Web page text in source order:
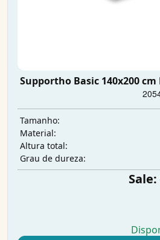
Supportho Basic 140x200 cm
Tamanho:
Material:
Altura total:
Grau de dureza:
Sale: